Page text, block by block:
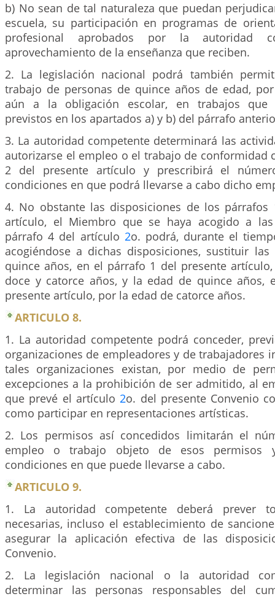
b) No sean de tal naturaleza que puedan
escuela, su participación en programas de
profesional aprobados por la autoridad
aprovechamiento de la enseñanza que reciben.
2. La legislación nacional podrá también
trabajo de personas de quince años de edad,
aún a la obligación escolar, en trabajos que
previstos en los apartados a) y b) del párrafo
3. La autoridad competente determinará las
autorizarse el empleo o el trabajo de conformidad
2 del presente artículo y prescribirá el
condiciones en que podrá llevarse a cabo dicho
4. No obstante las disposiciones de los
artículo, el Miembro que se haya acogido a
párrafo 4 del artículo 2o. podrá, durante el
acogiéndose a dichas disposiciones, sustituir
quince años, en el párrafo 1 del presente
doce y catorce años, y la edad de quince años,
presente artículo, por la edad de catorce años.
ARTICULO 8.
1. La autoridad competente podrá conceder,
organizaciones de empleadores y de trabajadores
tales organizaciones existan, por medio de
excepciones a la prohibición de ser admitido, al
que prevé el artículo2o. del presente Convenio
como participar en representaciones artísticas.
2. Los permisos así concedidos limitarán el
empleo o trabajo objeto de esos permisos
condiciones en que puede llevarse a cabo.
ARTICULO 9.
1. La autoridad competente deberá prever
necesarias, incluso el establecimiento de
asegurar la aplicación efectiva de las
Convenio.
2. La legislación nacional o la autoridad
determinar las personas responsables del